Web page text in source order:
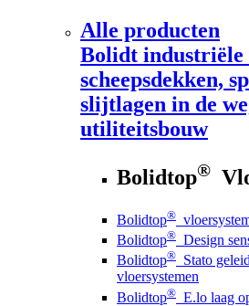
Alle producten
Bolidt industriële
scheepsdekken,
slijtlagen in de
utiliteitsbouw
Bolidtop®
Bolidtop®
Bolidtop® Design
Bolidtop® Stato
vloersystemen
Bolidtop® E.lo laag